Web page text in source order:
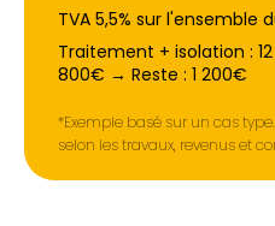
TVA 5,5% sur l'ensemble
Traitement + isolation :
800€ → Reste : 1 200€
*Exemple basé sur un cas
selon les travaux, revenus et